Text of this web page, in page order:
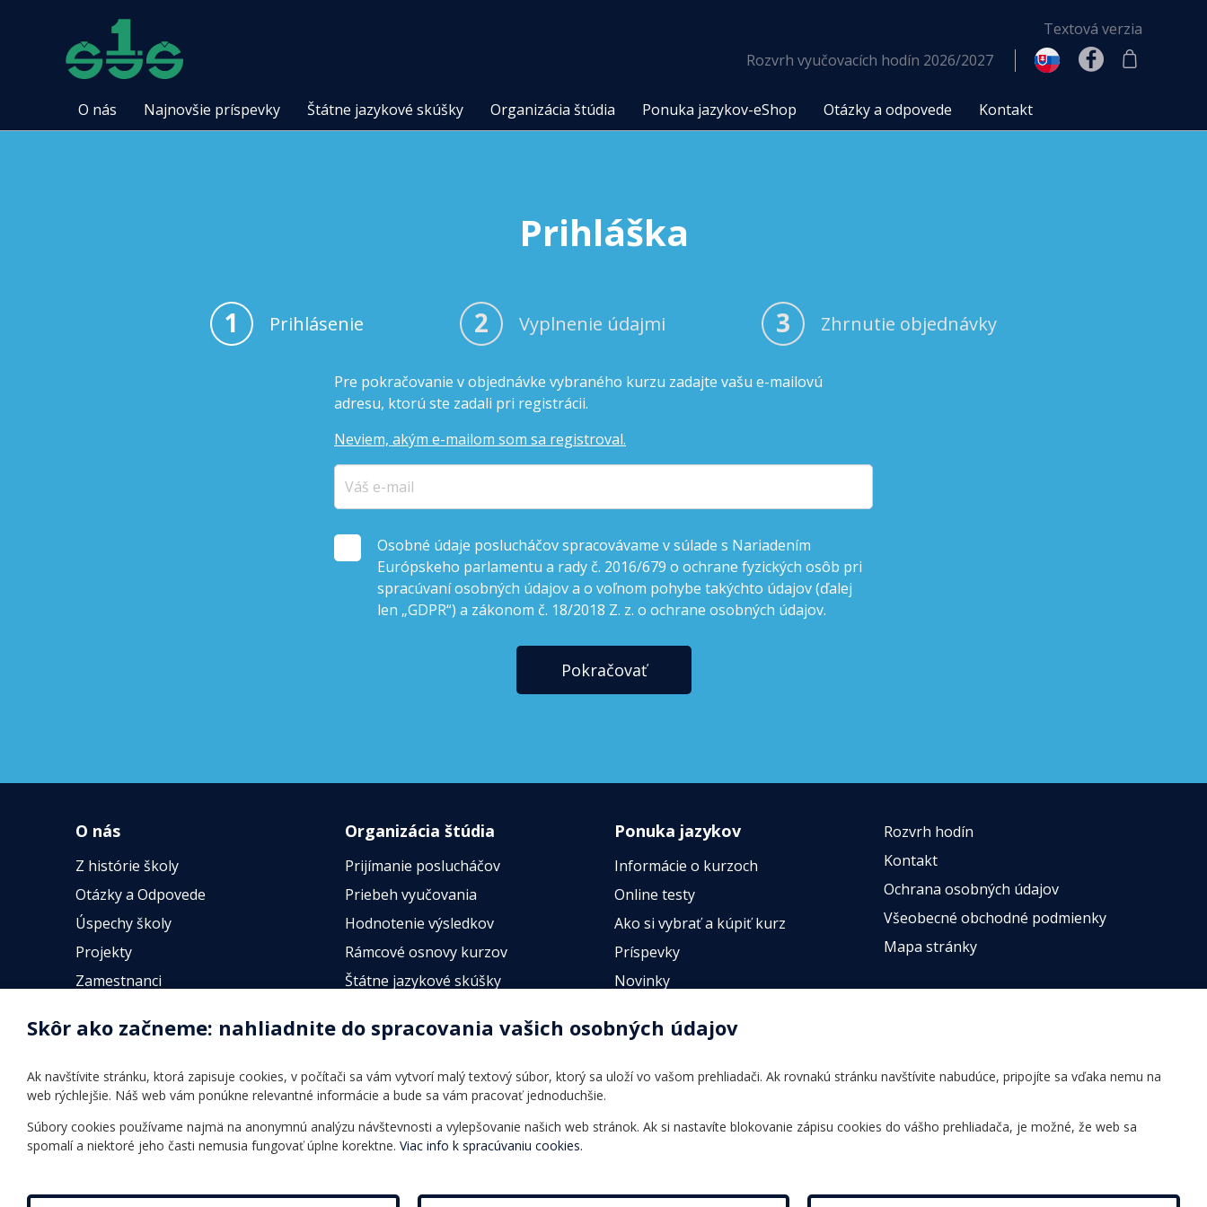
Textová verzia
Rozvrh vyučovacích hodín 2026/2027
O nás Najnovšie príspevky Štátne jazykové skúšky Organizácia štúdia Ponuka jazykov-eShop Otázky a odpovede Kontakt
Prihláška
1 Prihlásenie 2 Vyplnenie údajmi 3 Zhrnutie objednávky
Pre pokračovanie v objednávke vybraného kurzu zadajte vašu e-mailovú
adresu, ktorú ste zadali pri registrácii.
Neviem, akým e-mailom som sa registroval.
Osobné údaje poslucháčov spracovávame v súlade s Nariadením
Európskeho parlamentu a rady č. 2016/679 o ochrane fyzických osôb pri
spracúvaní osobných údajov a o voľnom pohybe takýchto údajov (ďalej
len „GDPR“) a zákonom č. 18/2018 Z. z. o ochrane osobných údajov.
Pokračovať
O nás
Z histórie školy
Otázky a Odpovede
Úspechy školy
Projekty
Zamestnanci
Identifikačné údaje školy
Úradné hodiny
Povinné zverejňovanie
Vnútorný poriadok
Organizácia štúdia
Prijímanie poslucháčov
Priebeh vyučovania
Hodnotenie výsledkov
Rámcové osnovy kurzov
Štátne jazykové skúšky
Ponuka jazykov
Informácie o kurzoch
Online testy
Ako si vybrať a kúpiť kurz
Príspevky
Novinky
Rozvrh hodín
Kontakt
Ochrana osobných údajov
Všeobecné obchodné podmienky
Mapa stránky
Skôr ako začneme: nahliadnite do spracovania vašich osobných údajov
Ak navštívite stránku, ktorá zapisuje cookies, v počítači sa vám vytvorí malý textový súbor, ktorý sa uloží vo vašom prehliadači. Ak rovnakú stránku navštívite nabudúce, pripojíte sa vďaka nemu na
web rýchlejšie. Náš web vám ponúkne relevantné informácie a bude sa vám pracovať jednoduchšie.
Súbory cookies používame najmä na anonymnú analýzu návštevnosti a vylepšovanie našich web stránok. Ak si nastavíte blokovanie zápisu cookies do vášho prehliadača, je možné, že web sa
spomalí a niektoré jeho časti nemusia fungovať úplne korektne. Viac info k spracúvaniu cookies.